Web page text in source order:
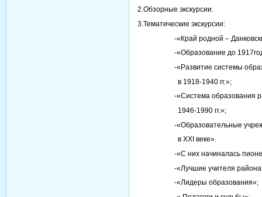
2.Обзорные экскурсии.
3.Тематические экскурсии:
-«Край родной –
-«Образование до
-«Развитие системы
в 1918-1940 гг.»;
-«Система образования
1946-1990 гг.»;
-«Образовательные
в XXI веке».
-«С них начиналась
-«Лучшие учителя
-«Лидеры образования»;